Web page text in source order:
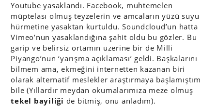
Youtube yasaklandı. Facebook, muhtemelen
müptelası olmuş teyzelerin ve amcaların yüzü suyu
hürmetine yasaktan kurtuldu. Soundcloud’un hatta
Vimeo’nun yasaklandığına şahit oldu bu gözler. Bu
garip ve belirsiz ortamın üzerine bir de Milli
Piyango’nun ‘yarışma açıklaması’ geldi. Başkalarını
bilmem ama, ekmeğini internetten kazanan biri
olarak alternatif meslekler araştırmaya başlamıştım
bile (Yıllardır meydan okumalarımıza meze olmuş
tekel bayiliği de bitmiş, onu anladım).